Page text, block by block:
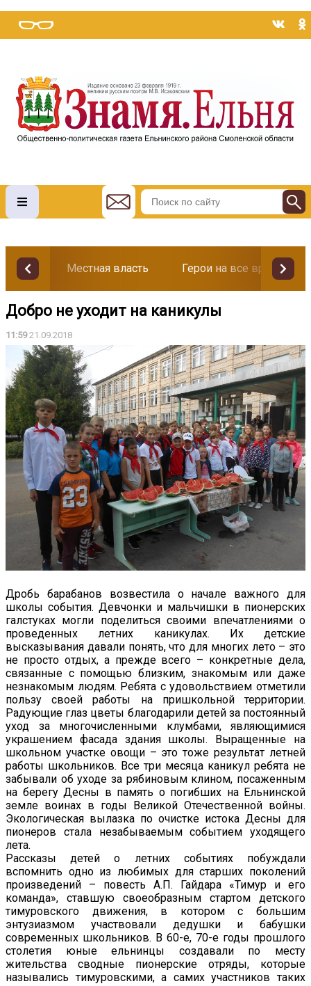
Местная власть Герои на все времена
Добро не уходит на каникулы
11:5921.09.2018
Дробь барабанов возвестила о начале важного для
школы события. Девчонки и мальчишки в пионерских
галстуках могли поделиться своими впечатлениями о
проведенных летних каникулах. Их детские
высказывания давали понять, что для многих лето – это
не просто отдых, а прежде всего – конкретные дела,
связанные с помощью близким, знакомым или даже
незнакомым людям. Ребята с удовольствием отметили
пользу своей работы на пришкольной территории.
Радующие глаз цветы благодарили детей за постоянный
уход за многочисленными клумбами, являющимися
украшением фасада здания школы. Выращенные на
школьном участке овощи – это тоже результат летней
работы школьников. Все три месяца каникул ребята не
забывали об уходе за рябиновым клином, посаженным
на берегу Десны в память о погибших на Ельнинской
земле воинах в годы Великой Отечественной войны.
Экологическая вылазка по очистке истока Десны для
пионеров стала незабываемым событием уходящего
лета.
Рассказы детей о летних событиях побуждали
вспомнить одно из любимых для старших поколений
произведений – повесть А.П. Гайдара «Тимур и его
команда», ставшую своеобразным стартом детского
тимуровского движения, в котором с большим
энтузиазмом участвовали дедушки и бабушки
современных школьников. В 60-е, 70-е годы прошлого
столетия юные ельнинцы создавали по месту
жительства сводные пионерские отряды, которые
назывались тимуровскими, а самих участников таких